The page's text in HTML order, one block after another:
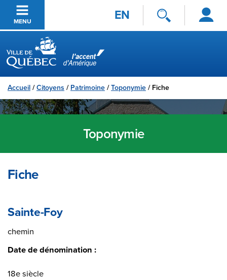
Passer au contenu principal
MENU EN
Se
connecter
Ville de Québec
Accueil /Citoyens / Patrimoine /Toponymie / Fiche
Toponymie
Fiche